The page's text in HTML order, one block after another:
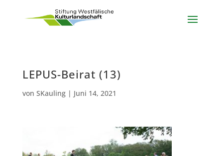
LEPUS-Beirat (13)
von SKauling| Juni 14, 2021